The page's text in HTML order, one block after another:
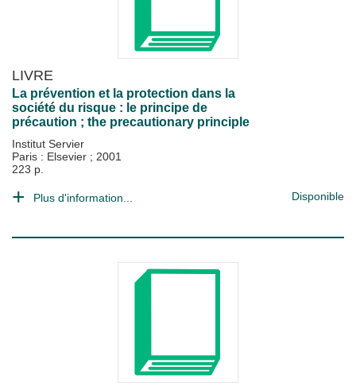
LIVRE
La prévention et la protection dans la
société du risque : le principe de
précaution ; the precautionary principle
Institut Servier
Paris : Elsevier ; 2001
223 p.
Plus d'information... Disponible